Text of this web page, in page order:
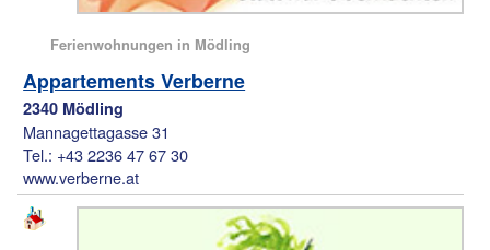
Ferienwohnungen in Mödling
Appartements Verberne
2340 Mödling
Mannagettagasse 31
Tel.: +43 2236 47 67 30
www.verberne.at